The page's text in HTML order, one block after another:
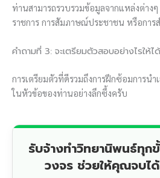
ท่านสามารถรวบรวมข้อมูลจากแหล่งต่าง
ราชการ การสัมภาษณ์ประชาชน หรือการ
คำถามที่ 3: จะเตรียมตัวสอบอย่างไรให้ไ
การเตรียมตัวที่ดีรวมถึงการฝึกซ้อมการนำ
ในหัวข้อของท่านอย่างลึกซึ้งครับ
รับจ้างทำวิทยานิพนธ์ทุ
วงจร ช่วยให้คุณจบไ